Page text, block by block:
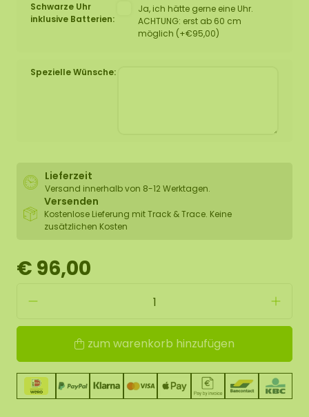
Schwarze Uhr
inklusive Batterien:
Ja, ich hätte gerne eine Uhr.
ACHTUNG: erst ab 60 cm
möglich (+€95,00)
Spezielle Wünsche:
Lieferzeit
Versand innerhalb von 8-12 Werktagen.
Versenden
Kostenlose Lieferung mit Track & Trace. Keine
zusätzlichen Kosten
€ 96,00
zum warenkorb hinzufügen